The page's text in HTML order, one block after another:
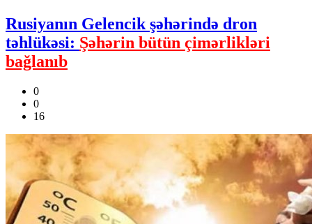
Rusiyanın Gelencik şəhərində dron
təhlükəsi: Şəhərin bütün çimərlikləri
bağlanıb
0
0
16